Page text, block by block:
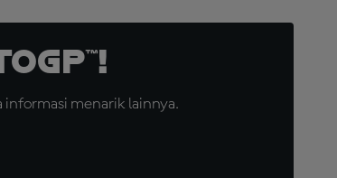
menarik lainnya.